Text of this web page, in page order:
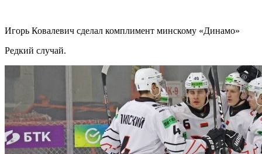
Игорь Ковалевич сделал комплимент минскому «Динамо»
Редкий случай.